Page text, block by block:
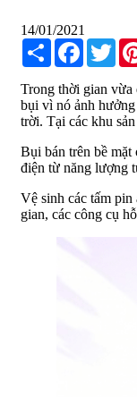
14/01/2021
Share
Trong thời gian vừa
bụi vì nó ảnh
trời. Tại các khu
Bụi bán trên bề mặt
điện từ năng lượng
Vệ sinh các tấm
gian, các công cụ